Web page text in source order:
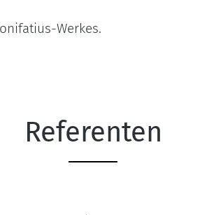
Werkes.
Referenten